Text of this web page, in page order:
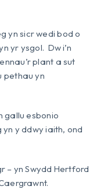
yn sicr wedi bod o
yr ysgol. Dw i’n
plant a sut
pethau yn
gallu esbonio
yn y ddwy iaith, ond
– yn Swydd Hertford